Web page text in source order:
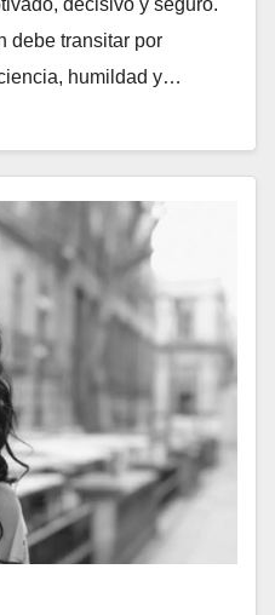
debe transitar por
humildad y…